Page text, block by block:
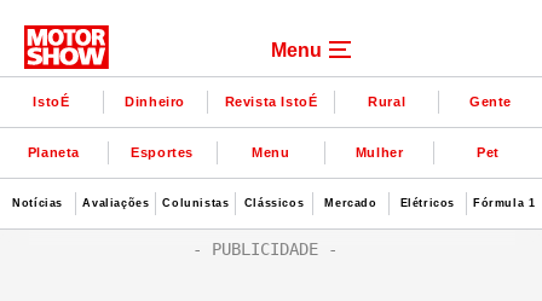
Menu
IstoÉ Dinheiro Revista IstoÉ Rural Gente
Planeta Esportes Menu Mulher Pet
Notícias Avaliações Colunistas Clássicos Mercado Elétricos Fórmula 1